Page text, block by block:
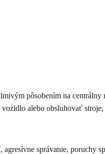
pôsobením na
alebo obsluhovať
správanie, poruchy